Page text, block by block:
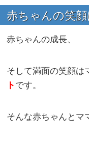
赤ちゃんの笑
赤ちゃんの成長、
そして満面の笑顔は
ト です。
そんな赤ちゃんとマ